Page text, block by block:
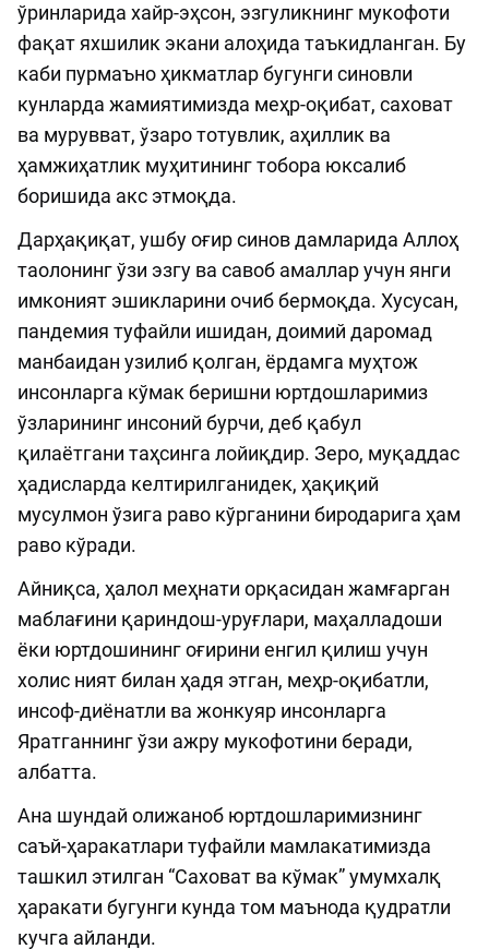
ўринларида хайр-эҳсон, эзгуликнинг мукофоти
фақат яхшилик экани алоҳида таъкидланган. Бу
каби пурмаъно ҳикматлар бугунги синовли
кунларда жамиятимизда меҳр-оқибат, саховат
ва мурувват, ўзаро тотувлик, аҳиллик ва
ҳамжиҳатлик муҳитининг тобора юксалиб
боришида акс этмоқда.
Дарҳақиқат, ушбу оғир синов дамларида Aллоҳ
таолонинг ўзи эзгу ва савоб амаллар учун янги
имконият эшикларини очиб бермоқда. Хусусан,
пандемия туфайли ишидан, доимий даромад
манбаидан узилиб қолган, ёрдамга муҳтож
инсонларга кўмак беришни юртдошларимиз
ўзларининг инсоний бурчи, деб қабул
қилаётгани таҳсинга лойиқдир. Зеро, муқаддас
ҳадисларда келтирилганидек, ҳақиқий
мусулмон ўзига раво кўрганини биродарига ҳам
раво кўради.
Айниқса, ҳалол меҳнати орқасидан жамғарган
маблағини қариндош-уруғлари, маҳалладоши
ёки юртдошининг оғирини енгил қилиш учун
холис ният билан ҳадя этган, меҳр-оқибатли,
инсоф-диёнатли ва жонкуяр инсонларга
Яратганнинг ўзи ажру мукофотини беради,
албатта.
Ана шундай олижаноб юртдошларимизнинг
саъй-ҳаракатлари туфайли мамлакатимизда
ташкил этилган “Саховат ва кўмак” умумхалқ
ҳаракати бугунги кунда том маънода қудратли
кучга айланди.